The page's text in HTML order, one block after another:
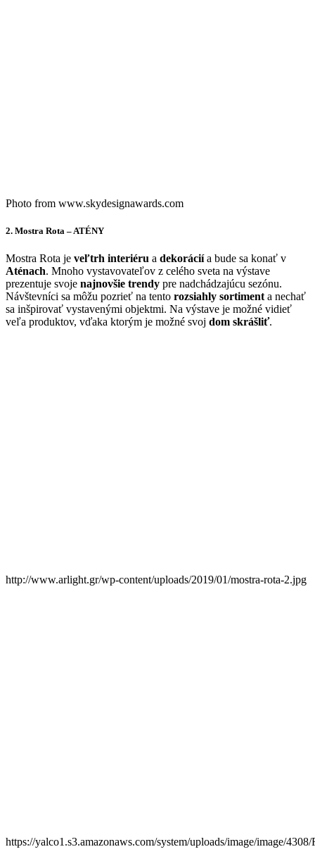
Photo from www.skydesignawards.com
2. Mostra Rota – ATÉNY
Mostra Rota je veľtrh interiéru a dekoráciía bude sa konať v
Aténach. Mnoho vystavovateľov z celého sveta na výstave
prezentuje svoje najnovšie trendy pre nadchádzajúcu sezónu.
Návštevníci sa môžu pozrieť na tento rozsiahly sortiment a nechať
sa inšpirovať vystavenými objektmi. Na výstave je možné vidieť
veľa produktov, vďaka ktorým je možné svoj dom skrášliť.
http://www.arlight.gr/wp-content/uploads/2019/01/mostra-rota-2.jpg
https://yalco1.s3.amazonaws.com/system/uploads/image/image/